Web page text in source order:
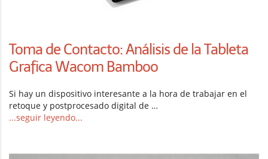
Toma de Contacto: Análisis de la Tableta
Grafica Wacom Bamboo
Si hay un dispositivo interesante a la hora de trabajar en el
retoque y postprocesado digital de …
...seguir leyendo...